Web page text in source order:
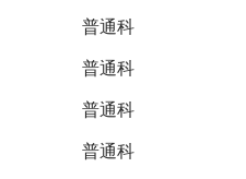
普通科
普通科
普通科
普通科